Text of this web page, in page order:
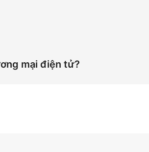
thời nâng cao tỷ lệ 3:4 trong studio
Sưu Tập Shopify lên 18% nhờ tối ưu
mại điện tử?